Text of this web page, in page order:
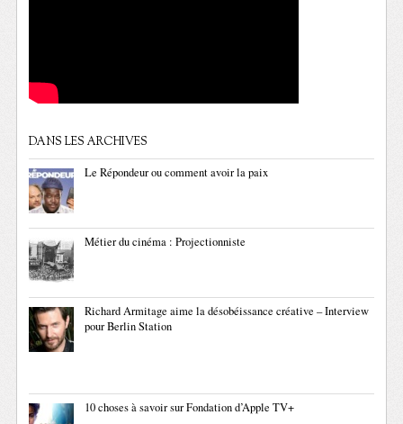
DANS LES ARCHIVES
Le Répondeur ou comment avoir la paix
Métier du cinéma : Projectionniste
Richard Armitage aime la désobéissance créative – Interview
pour Berlin Station
10 choses à savoir sur Fondation d’Apple TV+